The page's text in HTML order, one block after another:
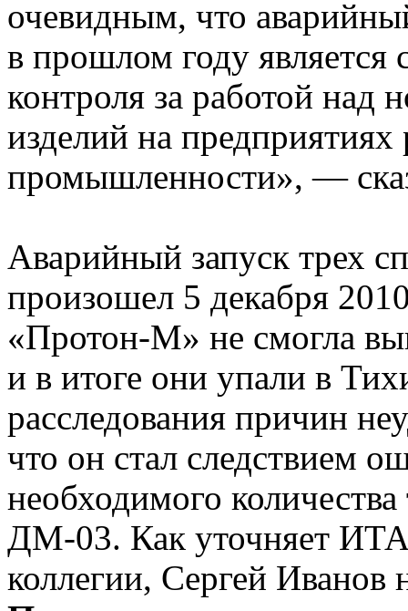
очевидным, что
в прошлом году является
контроля за работой
изделий на
промышленности», —
Аварийный запуск трех
произошел 5 декабря
«Протон-М» не смогла
и в итоге они упали в
расследования причин
что он стал следствием
необходимого
ДМ-03. Как уточняет
коллегии, Сергей Иванов